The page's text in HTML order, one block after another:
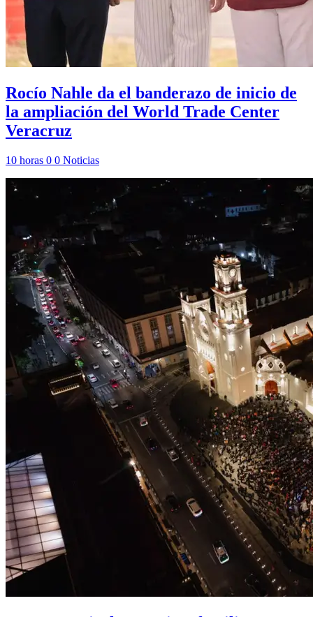
Rocío Nahle da el banderazo de inicio de
la ampliación del World Trade Center
Veracruz
10 horas 0 0 Noticias